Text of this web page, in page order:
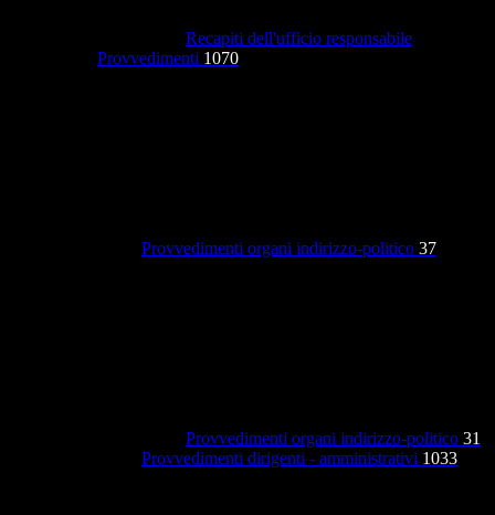
Recapiti dell'ufficio responsabile
Provvedimenti 1070
Provvedimenti organi indirizzo-politico 37
Provvedimenti organi indirizzo-politico 31
Provvedimenti dirigenti - amministrativi 1033